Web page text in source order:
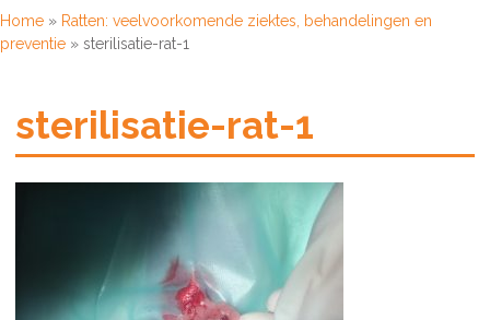
Home » Ratten: veelvoorkomende ziektes, behandelingen en
preventie » sterilisatie-rat-1
sterilisatie-rat-1